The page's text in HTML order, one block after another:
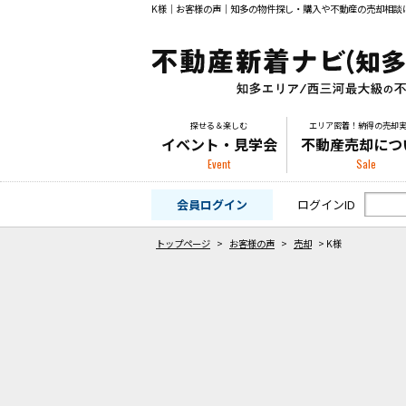
K様｜お客様の声｜知多の物件探し・購入や不動産の売却相
探せる＆楽しむ
イベント・見学会
Event
エリア密着！納得の売却
不動産売却に
Sale
会員ログイン ログインID
トップページ > お客様の声 > 売却 > K様